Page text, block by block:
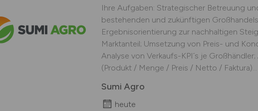
Ihre Aufgaben: Strategischer Betreuung
bestehenden und zukünftigen
Ergebnisorientierung zur nachhaltigen
Marktanteil; Umsetzung von Preis- und
Analyse von Verkaufs-KPI´s je
(Produkt / Menge / Preis / Netto / Faktura)...
Sumi Agro
heute